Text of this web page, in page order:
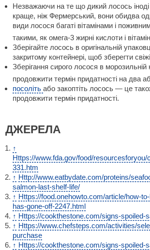
Незважаючи на те що дикий лосось
краще, ніж Фермерський, вони обидва
види лосося багаті вітамінами і
такими, як омега-3 жирні кислоти і
Зберігайте лосось в оригінальній
закритому контейнері, щоб зберегти
Зберігання сирого лосося в
продовжити термін придатності на два
посолітьабо закоптіть лосось — це
продовжити термін придатності.
ДЖЕРЕЛА
↑
Https://www.fda.gov/food/
331.htm
↑ Http://www.eatbydate.com/proteins/
salmon-last-shelf-life/
↑ Https://food.onehowto.com/article/how-
has-gone-off-2247.html
↑ Https://cookthestone.com/signs-spoiled-
↑ Https://www.chefsteps.com/activities/
purchase
↑ Https://cookthestone.com/signs-spoiled-